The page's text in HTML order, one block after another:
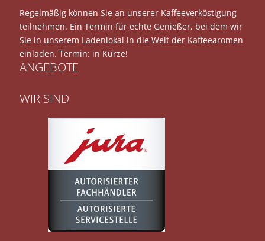
Regelmäßig können Sie an unserer Kaffeeverköstigung
teilnehmen. Ein Termin für echte Genießer, bei dem wir
Sie in unserem Ladenlokal in die Welt der Kaffeearomen
einladen. Termin: in Kürze!
ANGEBOTE
WIR SIND